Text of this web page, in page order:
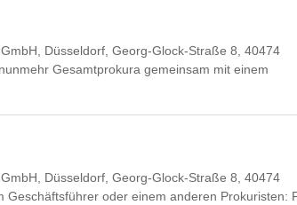
Düsseldorf, Georg-Glock-Straße 8, 40474
Gesamtprokura gemeinsam mit einem
Düsseldorf, Georg-Glock-Straße 8, 40474
oder einem anderen Prokuristen: